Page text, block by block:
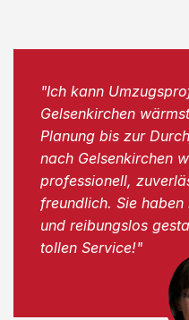
"Ich kann
Gelsenkirchen
Planung bis zur
nach Gelsenkirchen
professionell,
freundlich. Sie
und reibungslos
tollen Service!"